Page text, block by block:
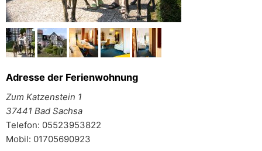
Adresse der Ferienwohnung
Zum Katzenstein 1
37441 Bad Sachsa
Telefon: 05523953822
Mobil: 01705690923